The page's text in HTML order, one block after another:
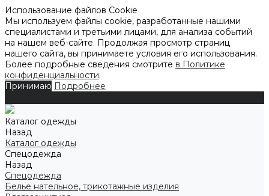
Использование файлов Cookie
Мы используем файлы cookie, разработанные нашими
специалистами и третьими лицами, для анализа событий
на нашем веб-сайте. Продолжая просмотр страниц
нашего сайта, вы принимаете условия его использования.
Более подробные сведения смотрите в Политике
конфиденциальности.
Принимаю Подробнее
Каталог одежды
Назад
Каталог одежды
Спецодежда
Назад
Спецодежда
Белье нательное, трикотажные изделия